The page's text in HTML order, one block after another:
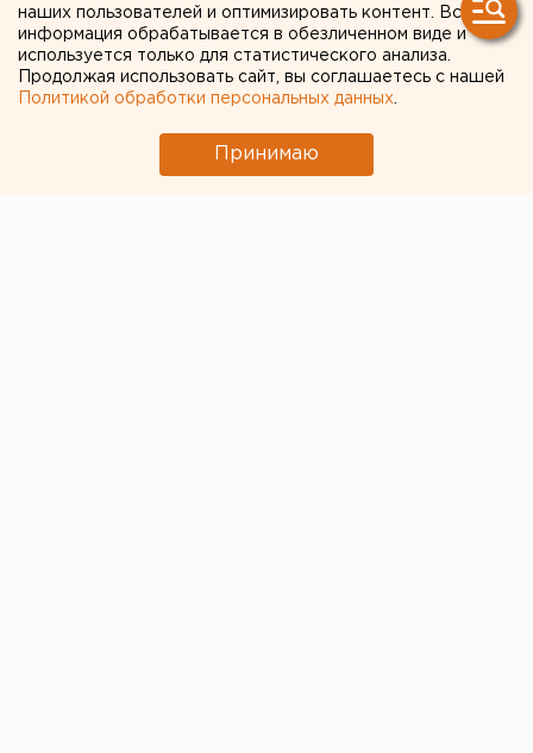
наших пользователей и оптимизировать контент. Вся
информация обрабатывается в обезличенном виде и
используется только для статистического анализа.
Продолжая использовать сайт, вы соглашаетесь с нашей
Политикой обработки персональных данных
Принимаю